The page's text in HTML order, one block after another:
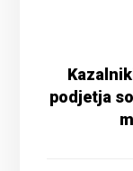
podjetja